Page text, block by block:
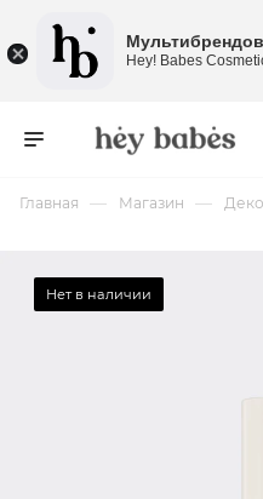
Главная — Магазин —
Нет в наличии
Hey! Babes